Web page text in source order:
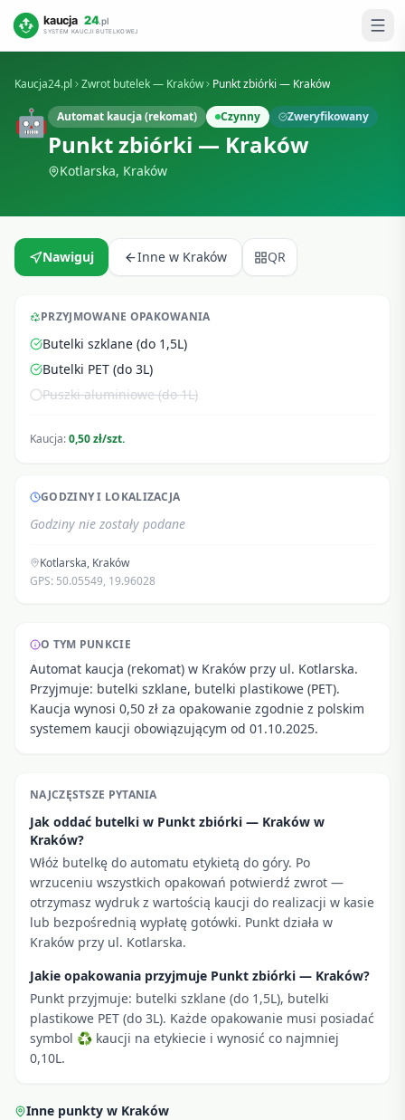
Kaucja24.pl Zwrot butelek — Kraków Punkt zbiórki — Kraków
🤖 Automat kaucja (rekomat) Czynny Zweryfikowany
Punkt zbiórki — Kraków
Kotlarska, Kraków
Nawiguj Inne w Kraków QR
PRZYJMOWANE OPAKOWANIA
Butelki szklane (do 1,5L)
Butelki PET (do 3L)
Puszki aluminiowe (do 1L)
Kaucja:0,50 zł/szt.
GODZINY I LOKALIZACJA
Godziny nie zostały podane
Kotlarska, Kraków
GPS: 50.05549, 19.96028
O TYM PUNKCIE
Automat kaucja (rekomat) w Kraków przy ul. Kotlarska.
Przyjmuje: butelki szklane, butelki plastikowe (PET).
Kaucja wynosi 0,50 zł za opakowanie zgodnie z polskim
systemem kaucji obowiązującym od 01.10.2025.
NAJCZĘSTSZE PYTANIA
Jak oddać butelki w Punkt zbiórki — Kraków w
Kraków?
Włóż butelkę do automatu etykietą do góry. Po
wrzuceniu wszystkich opakowań potwierdź zwrot —
otrzymasz wydruk z wartością kaucji do realizacji w kasie
lub bezpośrednią wypłatę gotówki. Punkt działa w
Kraków przy ul. Kotlarska.
Jakie opakowania przyjmuje Punkt zbiórki — Kraków?
Punkt przyjmuje: butelki szklane (do 1,5L), butelki
plastikowe PET (do 3L). Każde opakowanie musi posiadać
symbol ♻ kaucji na etykiecie i wynosić co najmniej
0,10L.
Inne punkty w Kraków